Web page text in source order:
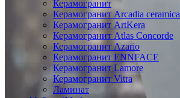
Керамогранит
Керамогранит Arcadia ceramica
Керамогранит ArtKera
Керамогранит Atlas Concorde
Керамогранит Azario
Керамогранит ENNFACE
Керамогранит Lamore
Керамогранит Vitra
Ламинат